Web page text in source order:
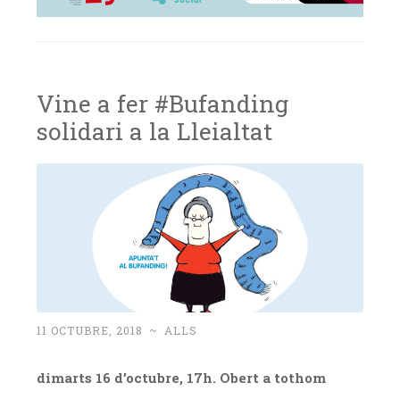
Vine a fer #Bufanding
solidari a la Lleialtat
11 OCTUBRE, 2018 ~ ALLS
dimarts 16 d’octubre, 17h. Obert a tothom